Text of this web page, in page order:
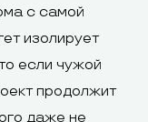
с самой
изолирует
если чужой
продолжит
даже не